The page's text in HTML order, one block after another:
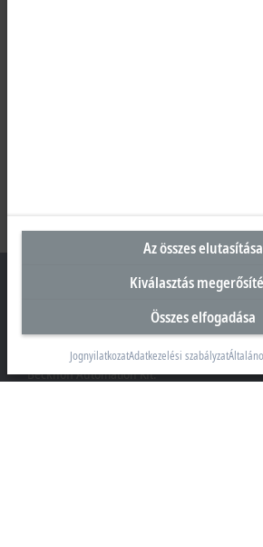
Magyarországi központ
Beckhoff Automation Kft.
Az összes elutasítása
Kiválasztás
Összes elfogadása
JognyilatkozatAdatkezelési szabályzat